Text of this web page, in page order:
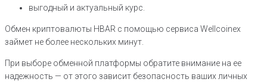
выгодный и актуальный курс.
Обмен криптовалюты HBAR с помощью сервиса Wellcoinex
займет не более нескольких минут.
При выборе обменной платформы обратите внимание на ее
надежность — от этого зависит безопасность ваших личных